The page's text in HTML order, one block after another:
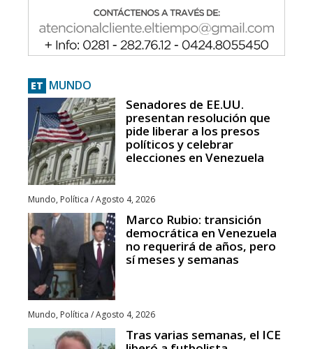
ET MUNDO
Senadores de EE.UU.
presentan resolución que
pide liberar a los presos
políticos y celebrar
elecciones en Venezuela
Mundo, Política /Agosto 4, 2026
Marco Rubio: transición
democrática en Venezuela
no requerirá de años, pero
sí meses y semanas
Mundo, Política /Agosto 4, 2026
Tras varias semanas, el ICE